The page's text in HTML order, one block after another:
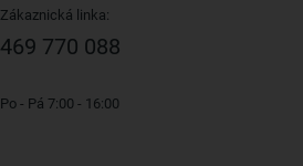
Zákaznická linka:
469 770 088
Po - Pá 7:00 - 16:00